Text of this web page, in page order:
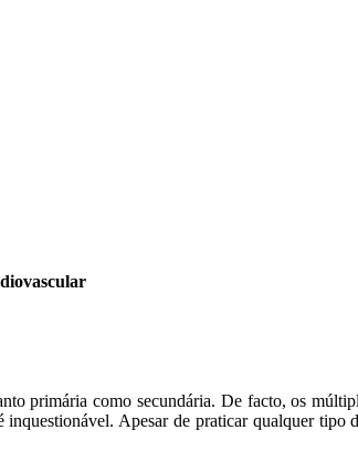
primária como secundária. De facto, os
Apesar de praticar qualquer